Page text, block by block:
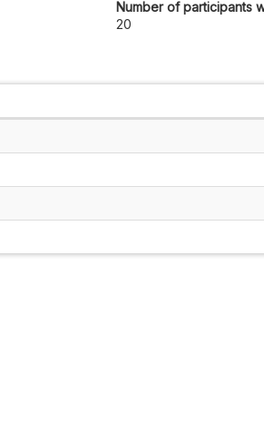
Number of participants
20